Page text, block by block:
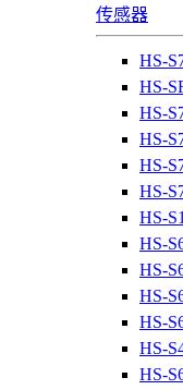
传感器
HS-
HS-
HS-
HS-
HS-
HS-
HS-
HS-
HS-
HS-
HS-
HS-
HS-